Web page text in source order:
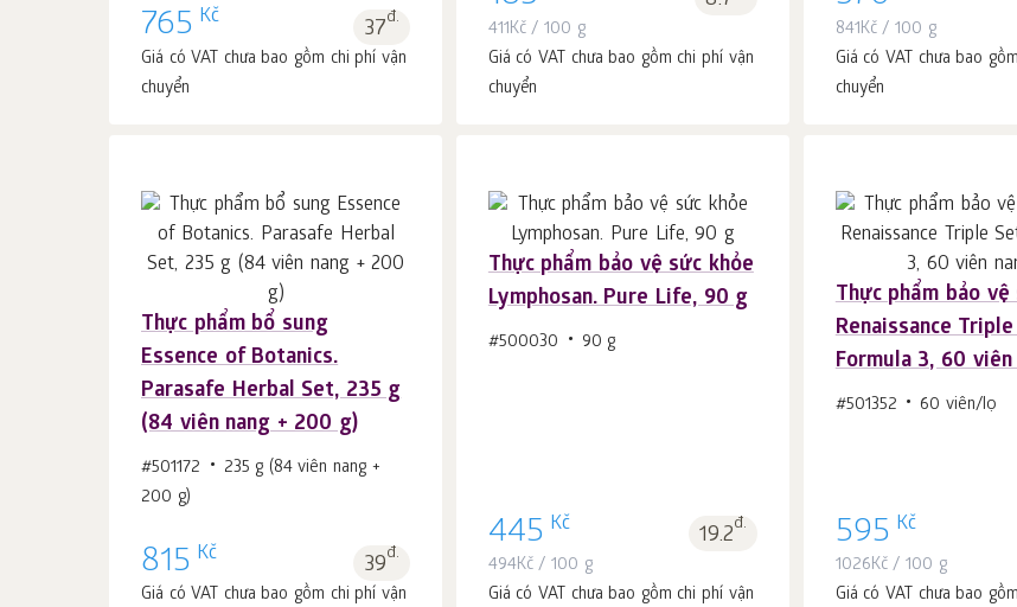
765 Kč 37đ.
Giá có VAT chưa bao gồm chi phí vận
chuyển
411Kč/ 100 g
Giá có VAT chưa bao gồm chi phí vận
chuyển
841Kč/ 100 g
Giá có VAT chưa bao
chuyển
Thực phẩm bổ sung
Essence of Botanics.
Parasafe Herbal Set, 235 g
(84 viên nang + 200 g)
#501172
235 g (84 viên nang +
200 g)
815 Kč 39đ.
Giá có VAT chưa bao gồm chi phí vận
Cho vào giỏ hàng
1
Thực phẩm bảo vệ sức khỏe
Lymphosan. Pure Life, 90 g
#500030 90 g
445 Kč 19.2đ.
494Kč/ 100 g
Giá có VAT chưa bao gồm chi phí vận
1
Thực phẩm bảo vệ
Renaissance
Formula 3, 60 viên
#501352 60 viên/lọ
595 Kč
1026Kč/ 100 g
Giá có VAT chưa bao
Cho vào giỏ
1